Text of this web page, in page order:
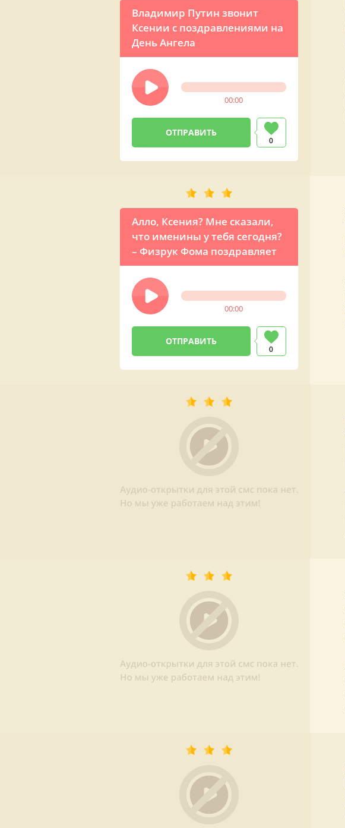
Владимир Путин звонит
Ксении с поздравлениями на
День Ангела
00:00
0
Алло, Ксения? Мне сказали,
что именины у тебя сегодня?
– Физрук Фома поздравляет
00:00
0